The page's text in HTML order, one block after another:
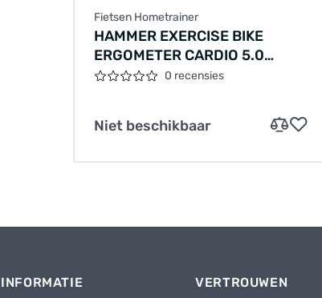
Fietsen Hometrainer
HAMMER EXERCISE BIKE
ERGOMETER CARDIO 5.0
ONESIZE/SCHWARZ SCHWARZ
0 recensies
Niet beschikbaar
INFORMATIE
VERTROUWEN